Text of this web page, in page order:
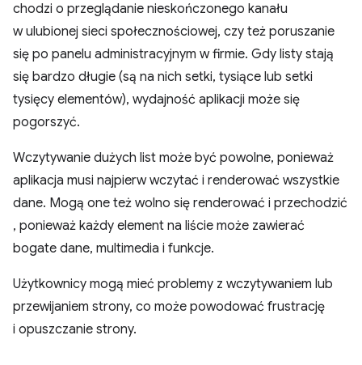
chodzi o przeglądanie nieskończonego kanału
w ulubionej sieci społecznościowej, czy też poruszanie
się po panelu administracyjnym w firmie. Gdy listy stają
się bardzo długie (są na nich setki, tysiące lub setki
tysięcy elementów), wydajność aplikacji może się
pogorszyć.
Wczytywanie dużych list może być powolne, ponieważ
aplikacja musi najpierw wczytać i renderować wszystkie
dane. Mogą one też wolno się renderować i przechodzić
, ponieważ każdy element na liście może zawierać
bogate dane, multimedia i funkcje.
Użytkownicy mogą mieć problemy z wczytywaniem lub
przewijaniem strony, co może powodować frustrację
i opuszczanie strony.